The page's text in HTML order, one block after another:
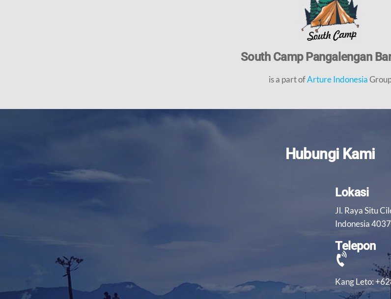
South Camp Pangalengan
is a part ofArture Indonesia
Hubungi Kami
Lokasi
Jl. Raya Situ
Indonesia
Telepon
Kang Leto: